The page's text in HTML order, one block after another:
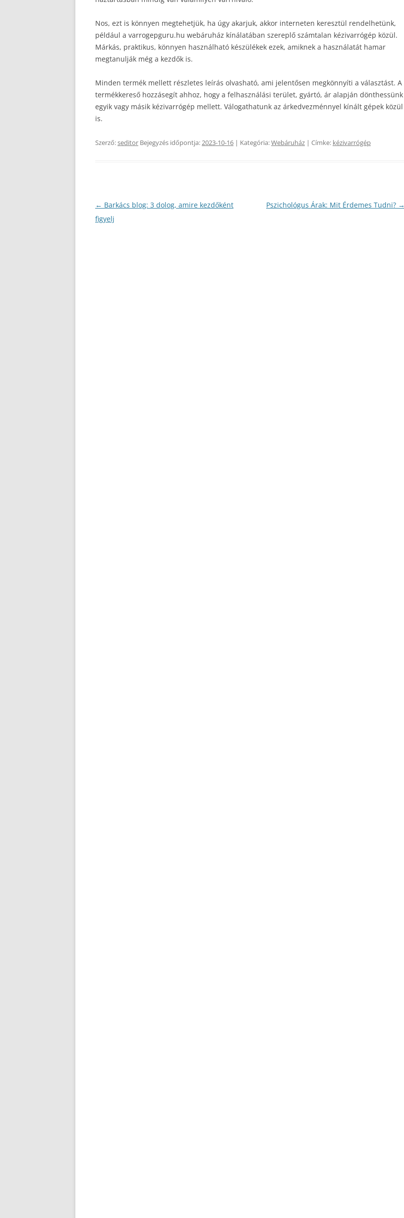
Nos, ezt is könnyen megtehetjük, ha úgy akarjuk, akkor interneten keresztül rendelhetünk,
például a varrogepguru.hu webáruház kínálatában szereplő számtalan kézivarrógép közül.
Márkás, praktikus, könnyen használható készülékek ezek, amiknek a használatát hamar
megtanulják még a kezdők is.
Minden termék mellett részletes leírás olvasható, ami jelentősen megkönnyíti a választást. A
termékkereső hozzásegít ahhoz, hogy a felhasználási terület, gyártó, ár alapján dönthessünk
egyik vagy másik kézivarrógép mellett. Válogathatunk az árkedvezménnyel kínált gépek közül
is.
Szerző:seditor Bejegyzés időpontja:2023-10-16 | Kategória:Webáruház | Címke: kézivarrógép
Bejegyzés
navigáció
← Barkács blog: 3 dolog, amire kezdőként
figyelj
Pszichológus Árak: Mit Érdemes Tudni? →